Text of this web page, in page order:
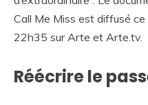
Call Me Miss est diffusé
22h35 sur Arte et Arte.tv.
Réécrire le